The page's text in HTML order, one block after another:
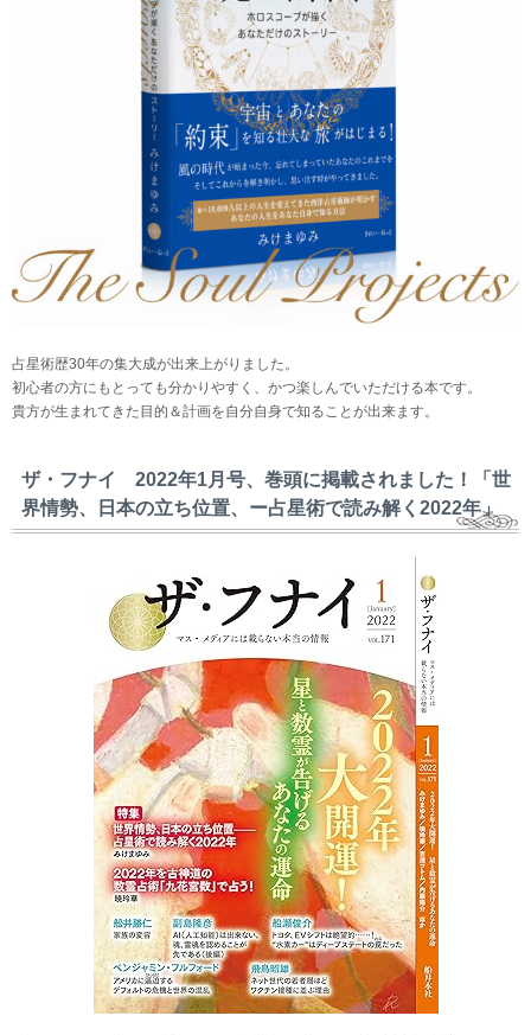
占星術歴30年の集大成が出来上がりました。
初心者の方にもとっても分かりやすく、かつ楽しんでいただける本です。
貴方が生まれてきた目的＆計画を自分自身で知ることが出来ます。
ザ・フナイ 2022年1月号、巻頭に掲載されました！「世
界情勢、日本の立ち位置、ー占星術で読み解く2022年」